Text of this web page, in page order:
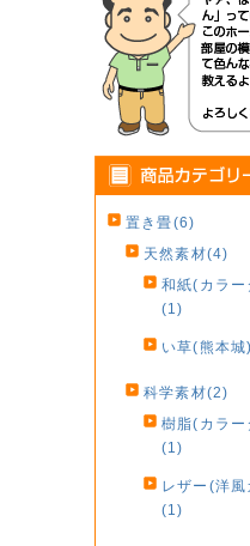
置き畳(6)
天然素材(4)
和紙(カラー
(1)
い草(熊本
科学素材(2)
樹脂(カラー
(1)
レザー(洋
(1)